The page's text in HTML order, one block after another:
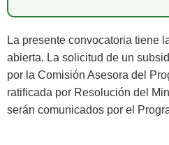
La presente convocatoria tiene
abierta. La solicitud de un
por la Comisión Asesora del
ratificada por Resolución del
serán comunicados por el